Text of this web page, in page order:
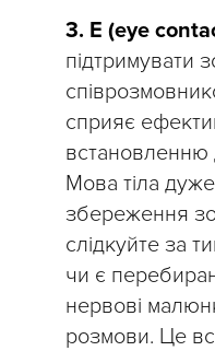
3. E (eye
підтримувати
сприяє
встановленню
Мова тіла
збереження
слідкуйте за
чи є
нервові
розмови. Це